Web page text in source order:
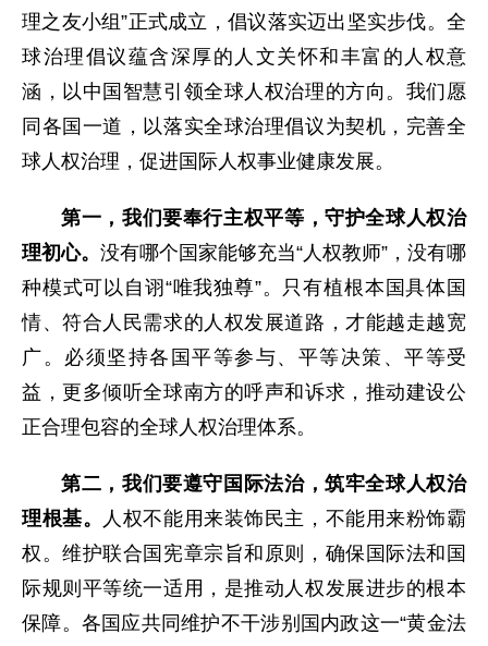
理之友小组”正式成立，倡议落实迈出坚实步伐。全
球治理倡议蕴含深厚的人文关怀和丰富的人权意
涵，以中国智慧引领全球人权治理的方向。我们愿
同各国一道，以落实全球治理倡议为契机，完善全
球人权治理，促进国际人权事业健康发展。
第一，我们要奉行主权平等，守护全球人权治
理初心。 没有哪个国家能够充当“人权教师”，没有哪
种模式可以自诩“唯我独尊”。只有植根本国具体国
情、符合人民需求的人权发展道路，才能越走越宽
广。必须坚持各国平等参与、平等决策、平等受
益，更多倾听全球南方的呼声和诉求，推动建设公
正合理包容的全球人权治理体系。
第二，我们要遵守国际法治，筑牢全球人权治
理根基。
人权不能用来装饰民主，不能用来粉饰霸
权。维护联合国宪章宗旨和原则，确保国际法和国
际规则平等统一适用，是推动人权发展进步的根本
保障。各国应共同维护不干涉别国内政这一“黄金法